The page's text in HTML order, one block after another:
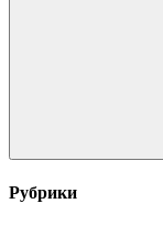
Рубрики